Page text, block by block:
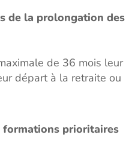
de la prolongation des
de 36 mois leur
départ à la retraite ou
formations prioritaires